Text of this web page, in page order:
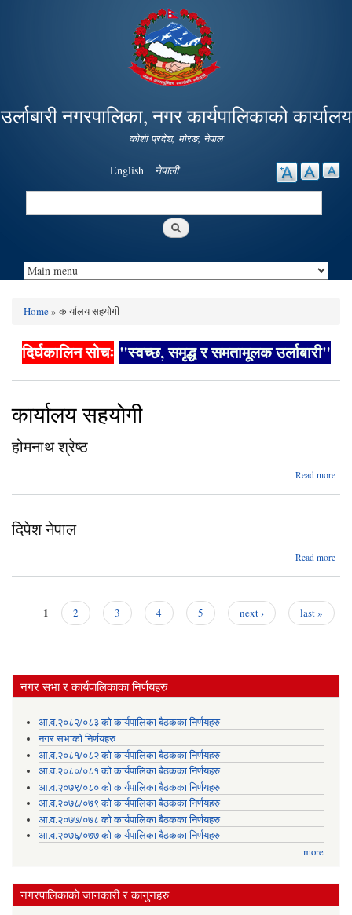
Skip to
main
content
उर्लाबारी नगरपालिका, नगर कार्यपालिकाको कार्यालय
कोशी प्रदेश, माेरङ, नेपाल
English नेपाली
Search
Home» कार्यालय सहयाेगी
दिर्घकालिन सोचः "स्वच्छ, समृद्ध र समतामूलक उर्लाबारी"
कार्यालय सहयाेगी
होमनाथ श्रेष्ठ
Read more
दिपेश नेपाल
Read more
1 2 3 4 5 next › last »
नगर सभा र कार्यपालिकाका निर्णयहरु
आ.व.२०८२/०८३ को कार्यपालिका बैठकका निर्णयहरु
नगर सभाको निर्णयहरु
आ.व.२०८१/०८२ को कार्यपालिका बैठकका निर्णयहरु
आ.व.२०८०/०८१ को कार्यपालिका बैठकका निर्णयहरु
आ.व.२०७९/०८० को कार्यपालिका बैठकका निर्णयहरु
आ.व.२०७८/०७९ को कार्यपालिका बैठकका निर्णयहरु
आ.व.२०७७/०७८ को कार्यपालिका बैठकका निर्णयहरु
आ.व.२०७६/०७७ को कार्यपालिका बैठकका निर्णयहरु
more
नगरपालिकाकाे जानकारी र कानुनहरु